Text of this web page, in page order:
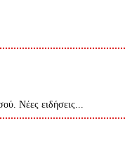
Νέες ειδήσεις...